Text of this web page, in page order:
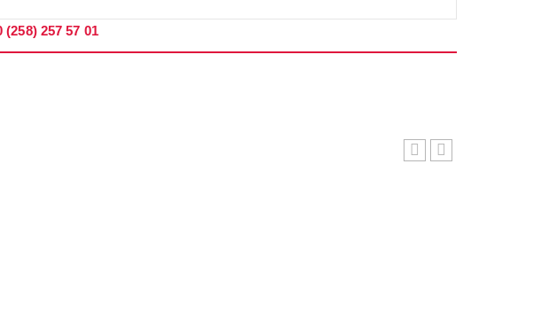
(258) 257 57 01